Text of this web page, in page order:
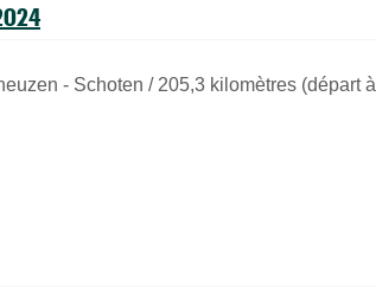
- Schoten / 205,3 kilomètres (départ à